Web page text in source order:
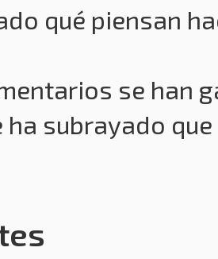
qué piensan
se han
ha subrayado